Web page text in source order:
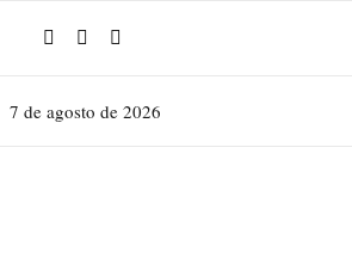
7 de agosto de 2026